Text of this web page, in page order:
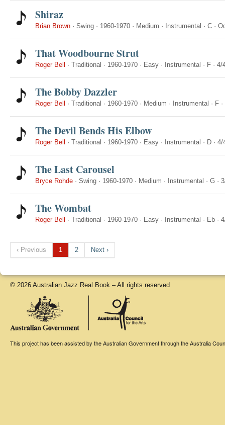
Shiraz
Brian Brown · Swing · 1960-1970 · Medium · Instrumental · C ·
That Woodbourne Strut
Roger Bell · Traditional · 1960-1970 · Easy · Instrumental · F · 4/
The Bobby Dazzler
Roger Bell · Traditional · 1960-1970 · Medium · Instrumental · F ·
The Devil Bends His Elbow
Roger Bell · Traditional · 1960-1970 · Easy · Instrumental · D · 4/
The Last Carousel
Bryce Rohde · Swing · 1960-1970 · Medium · Instrumental · G ·
The Wombat
Roger Bell · Traditional · 1960-1970 · Easy · Instrumental · Eb ·
‹ Previous 1 2 Next ›
© 2026 Australian Jazz Real Book – All rights reserved
This project has been assisted by the Australian Government through the Australia